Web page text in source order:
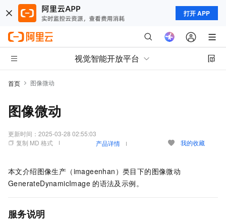
打开 APP
视觉智能开放平台
首页 图像微动
图像微动
更新时间： 2025-03-28 02:55:03
复制 MD 格式
产品详情 我的收藏
本文介绍图像生产（imageenhan）类目下的图像微动
GenerateDynamicImage 的语法及示例。
服务说明